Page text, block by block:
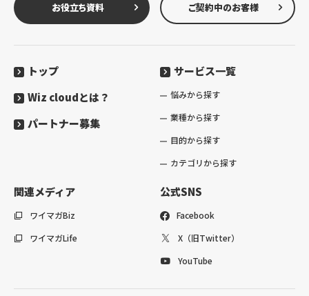
お役立ち資料 ご契約中のお客様
トップ サービス一覧
悩みから探す
業種から探す
目的から探す
カテゴリから探す
Wiz cloudとは？
パートナー募集
関連メディア
ワイマガBiz
ワイマガLife
公式SNS
Facebook
X（旧Twitter）
YouTube